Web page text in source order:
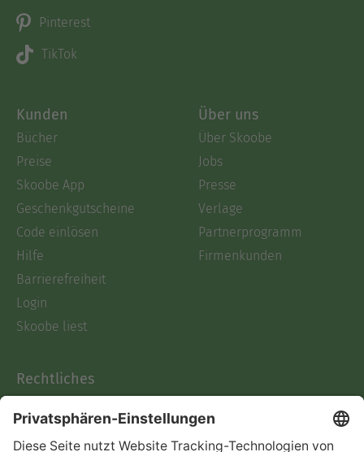
Pinterest
TikTok
Kunden
Bücher
Preise
Skoobe App
Geschenkgutscheine
Code einlösen
Hilfe
Barrierefreiheit
Login
Skoobe liest
Über uns
Über Skoobe
Jobs
Presse
Verlage
Partnerprogramm
Firmenkunden
Rechtliches
AGB